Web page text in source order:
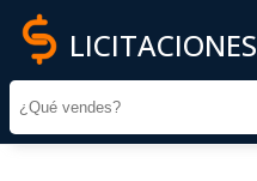
LICITACIONES